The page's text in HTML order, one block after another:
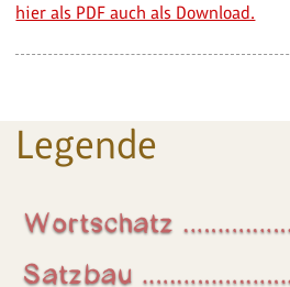
hier als PDF auch als Download.
Legende